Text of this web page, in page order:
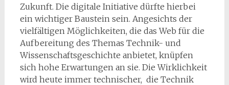
Zukunft. Die digitale Initiative dürfte hierbei
ein wichtiger Baustein sein. Angesichts der
vielfältigen Möglichkeiten, die das Web für die
Aufbereitung des Themas Technik- und
Wissenschaftsgeschichte anbietet, knüpfen
sich hohe Erwartungen an sie. Die Wirklichkeit
wird heute immer technischer, die Technik